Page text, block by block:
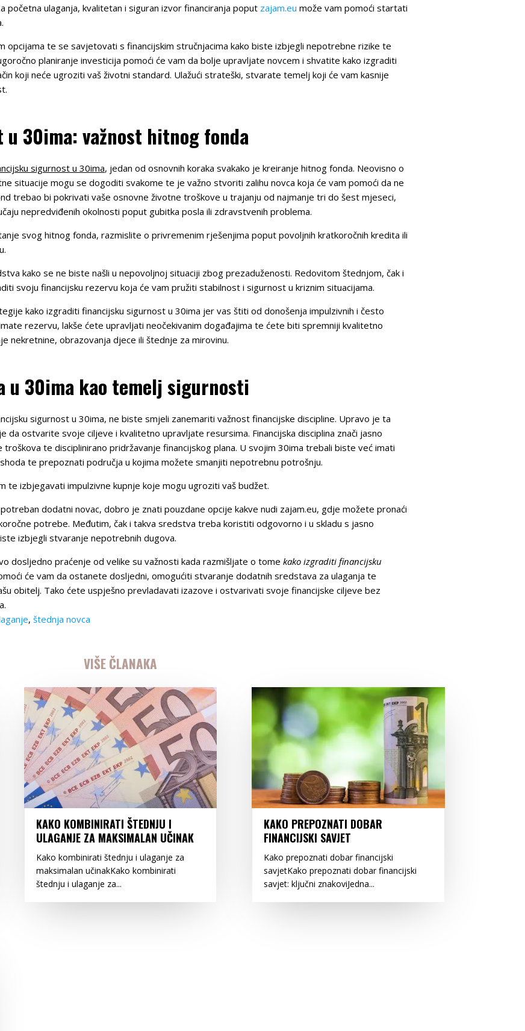
ulaganja, kvalitetan i siguran izvor financiranja poput zajam.eu može vam pomoći startati
opcijama te se savjetovati s financijskim stručnjacima kako biste izbjegli nepotrebne rizike te
planiranje investicija pomoći će vam da bolje upravljate novcem i shvatite kako izgraditi
koji neće ugroziti vaš životni standard. Ulažući strateški, stvarate temelj koji će vam kasnije
30ima: važnost hitnog fonda
sigurnost u 30ima, jedan od osnovnih koraka svakako je kreiranje hitnog fonda. Neovisno o
situacije mogu se dogoditi svakome te je važno stvoriti zalihu novca koja će vam pomoći da ne
trebao bi pokrivati vaše osnovne životne troškove u trajanju od najmanje tri do šest mjeseci,
nepredviđenih okolnosti poput gubitka posla ili zdravstvenih problema.
svog hitnog fonda, razmislite o privremenim rješenjima poput povoljnih kratkoročnih kredita ili
kako se ne biste našli u nepovoljnoj situaciji zbog prezaduženosti. Redovitom štednjom, čak i
svoju financijsku rezervu koja će vam pružiti stabilnost i sigurnost u kriznim situacijama.
kako izgraditi financijsku sigurnost u 30ima jer vas štiti od donošenja impulzivnih i često
rezervu, lakše ćete upravljati neočekivanim događajima te ćete biti spremniji kvalitetno
nekretnine, obrazovanja djece ili štednje za mirovinu.
u 30ima kao temelj sigurnosti
sigurnost u 30ima, ne biste smjeli zanemariti važnost financijske discipline. Upravo je ta
da ostvarite svoje ciljeve i kvalitetno upravljate resursima. Financijska disciplina znači jasno
te disciplinirano pridržavanje financijskog plana. U svojim 30ima trebali biste već imati
te prepoznati područja u kojima možete smanjiti nepotrebnu potrošnju.
te izbjegavati impulzivne kupnje koje mogu ugroziti vaš budžet.
dodatni novac, dobro je znati pouzdane opcije kakve nudi zajam.eu, gdje možete pronaći
potrebe. Međutim, čak i takva sredstva treba koristiti odgovorno i u skladu s jasno
izbjegli stvaranje nepotrebnih dugova.
dosljedno praćenje od velike su važnosti kada razmišljate o tome kako izgraditi financijsku
će vam da ostanete dosljedni, omogućiti stvaranje dodatnih sredstava za ulaganja te
obitelj. Tako ćete uspješno prevladavati izazove i ostvarivati svoje financijske ciljeve bez
, štednja novca
VIŠE ČLANAKA
KAKO KOMBINIRATI ŠTEDNJU I
ULAGANJE ZA MAKSIMALAN UČINAK
Kako kombinirati štednju i ulaganje za
maksimalan učinakKako kombinirati
štednju i ulaganje za...
KAKO PREPOZNATI DOBAR
FINANCIJSKI SAVJET
Kako prepoznati dobar financijski
savjetKako prepoznati dobar financijski
savjet: ključni znakoviJedna...